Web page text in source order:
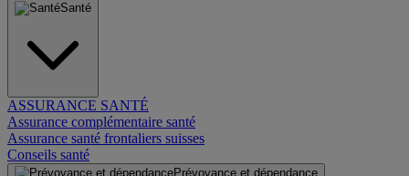
Santé
ASSURANCE SANTÉ
Assurance complémentaire santé
Assurance santé frontaliers suisses
Conseils santé
Prévoyance et dépendance